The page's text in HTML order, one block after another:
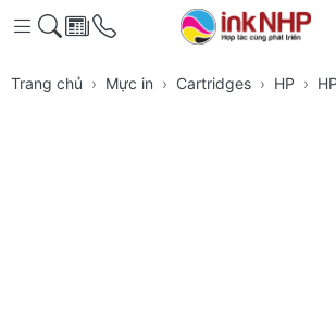
Trang chủ Mực in Cartridges HP